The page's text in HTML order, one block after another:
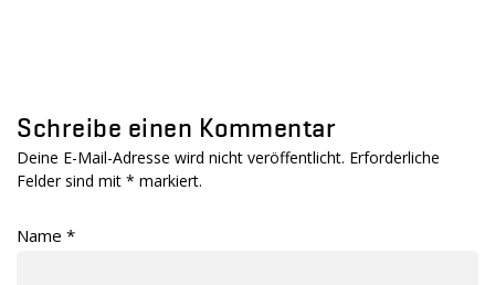
Schreibe einen Kommentar
Deine E-Mail-Adresse wird nicht veröffentlicht. Erforderliche
Felder sind mit * markiert.
Name *